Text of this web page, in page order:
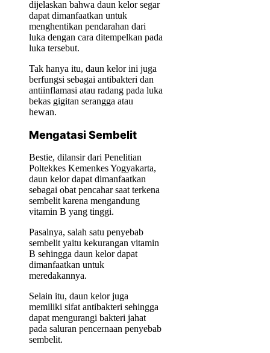
dijelaskan bahwa daun kelor segar
dapat dimanfaatkan untuk
menghentikan pendarahan dari
luka dengan cara ditempelkan pada
luka tersebut.
Tak hanya itu, daun kelor ini juga
berfungsi sebagai antibakteri dan
antiinflamasi atau radang pada luka
bekas gigitan serangga atau
hewan.
Mengatasi Sembelit
Bestie, dilansir dari Penelitian
Poltekkes Kemenkes Yogyakarta,
daun kelor dapat dimanfaatkan
sebagai obat pencahar saat terkena
sembelit karena mengandung
vitamin B yang tinggi.
Pasalnya, salah satu penyebab
sembelit yaitu kekurangan vitamin
B sehingga daun kelor dapat
dimanfaatkan untuk
meredakannya.
Selain itu, daun kelor juga
memiliki sifat antibakteri sehingga
dapat mengurangi bakteri jahat
pada saluran pencernaan penyebab
sembelit.